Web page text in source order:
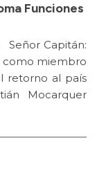
Funciones
Señor Capitán:
como miembro
retorno al país
Mocarquer